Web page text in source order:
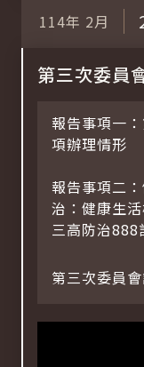
114年 2月
第三次委員
報告事項一
項辦理情形
報告事項二
治：健康生
三高防治888
第三次委員